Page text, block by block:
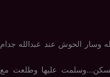
وسار الحوش عند عبدالله جدام
عليها وطلعت مع